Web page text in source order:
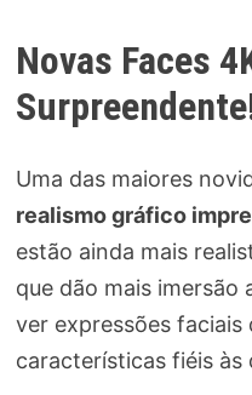
Novas Faces
Uma das maiores
realismo gráfico
estão ainda mais
que dão mais imersão
ver expressões faciais
características fiéis às